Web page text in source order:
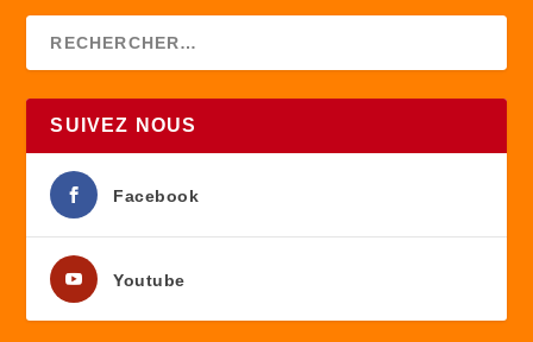
SUIVEZ NOUS
Facebook
Youtube